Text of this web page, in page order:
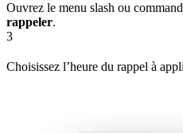
Ouvrez le menu slash ou
rappeler.
3
Choisissez l’heure du rappel à